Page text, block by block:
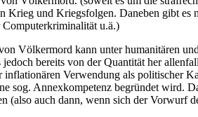
Krieg und Kriegsfolgen. Daneben gibt
u.ä.)
Völkermord kann unter humanitären
bereits von der Quantität her
inflationären Verwendung als politischer
sog. Annexkompetenz begründet wird.
(also auch dann, wenn sich der Vorwurf